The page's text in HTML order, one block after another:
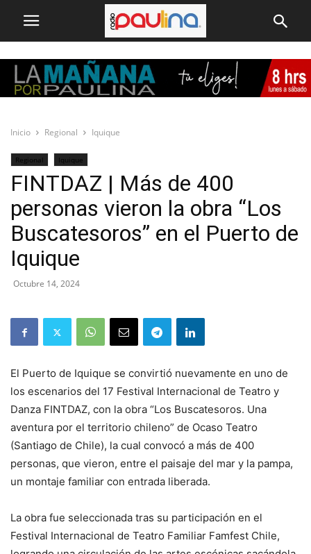
Inicio Regional Iquique
Regional Iquique
FINTDAZ | Más de 400
personas vieron la obra “Los
Buscatesoros” en el Puerto de
Iquique
Octubre 14, 2024
El Puerto de Iquique se convirtió nuevamente en uno de
los escenarios del 17 Festival Internacional de Teatro y
Danza FINTDAZ, con la obra “Los Buscatesoros. Una
aventura por el territorio chileno” de Ocaso Teatro
(Santiago de Chile), la cual convocó a más de 400
personas, que vieron, entre el paisaje del mar y la pampa,
un montaje familiar con entrada liberada.
La obra fue seleccionada tras su participación en el
Festival Internacional de Teatro Familiar Famfest Chile,